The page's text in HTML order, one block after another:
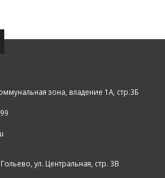
зона, владение 1А, стр.3Б
ул. Центральная, стр. 3В